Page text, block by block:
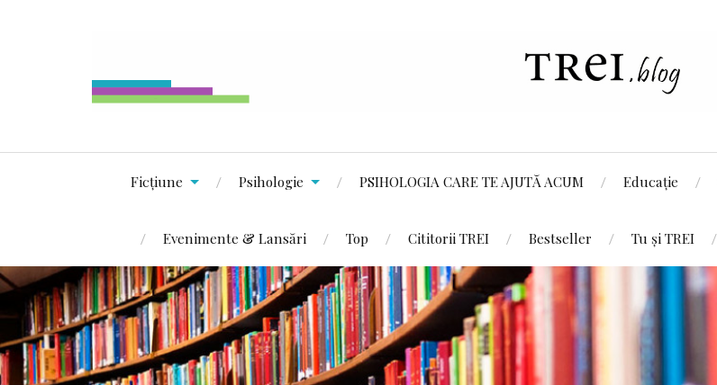
Ficțiune Psihologie PSIHOLOGIA CARE TE AJUTĂ ACUM Educație
Evenimente & Lansări Top Cititorii TREI Bestseller Tu și TREI